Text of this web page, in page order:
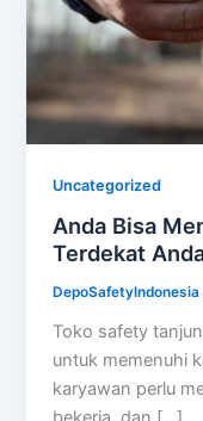
Uncategorized
Anda Bisa
Terdekat
DepoSafetyIndonesia
Toko safety
untuk memenuhi
karyawan perlu